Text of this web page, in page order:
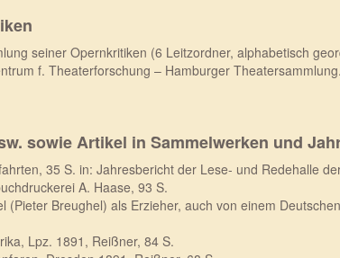
seiner Opernkritiken (6 Leitzordner, alphabetisch
f. Theaterforschung – Hamburger Theatersammlung.
sowie Artikel in Sammelwerken und
35 S. in: Jahresbericht der Lese- und Redehalle
A. Haase, 93 S.
(Pieter Breughel) als Erzieher, auch von einem
Lpz. 1891, Reißner, 84 S.